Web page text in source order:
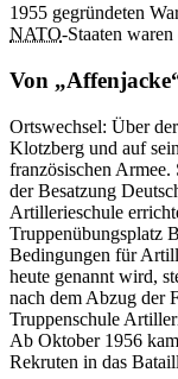
1955 gegründeten
NATO-Staaten
Von
Ortswechsel: Über
Klotzberg und auf
französischen Armee.
der Besatzung
Artillerieschule
Truppenübungsplatz
Bedingungen für
heute genannt wird,
nach dem Abzug der
Truppenschule
Ab Oktober 1956
Rekruten in das